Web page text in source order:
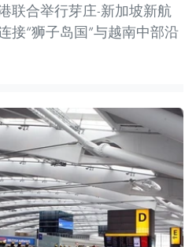
联合举行芽庄-新加坡新航
接“狮子岛国”与越南中部沿